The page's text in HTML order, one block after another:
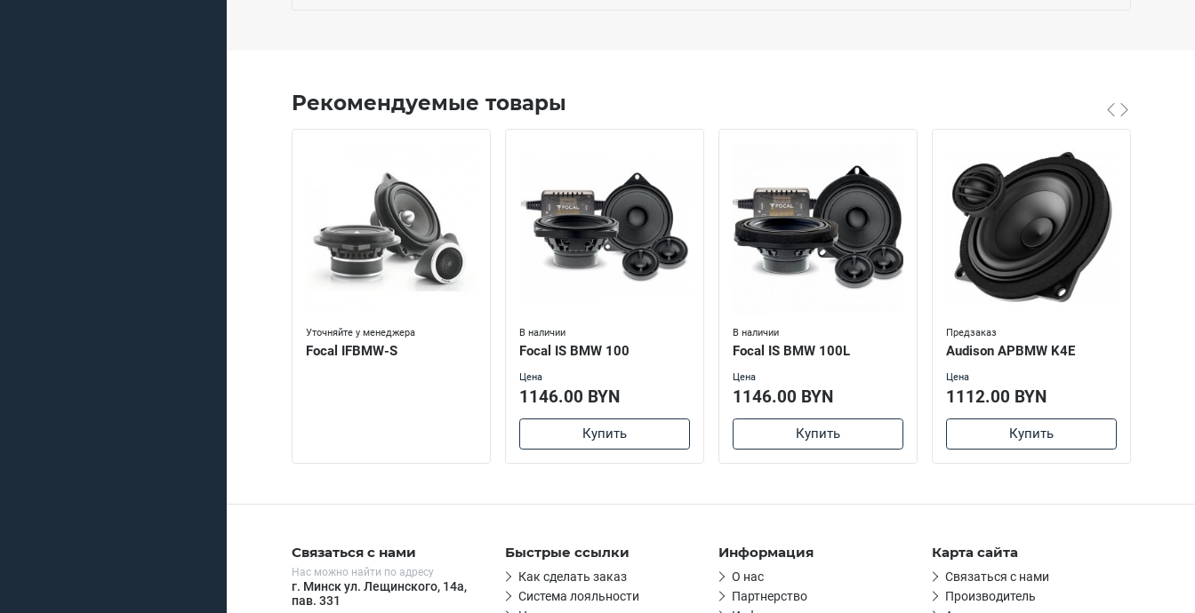
Рекомендуемые товары
Уточняйте у менеджера
Focal IFBMW-S
В наличии
Focal IS BMW 100
Цена
1146.00 BYN
Купить
В наличии
Focal IS BMW 100L
Цена
1146.00 BYN
Купить
Предзаказ
Audison APBMW K4E
Цена
1112.00 BYN
Купить
Связаться с нами
Нас можно найти по адресу
г. Минск ул. Лещинского, 14а,
пав. 331
Быстрые ссылки
Как сделать заказ
Система лояльности
Информация
О нас
Партнерство
Карта сайта
Связаться с нами
Производитель